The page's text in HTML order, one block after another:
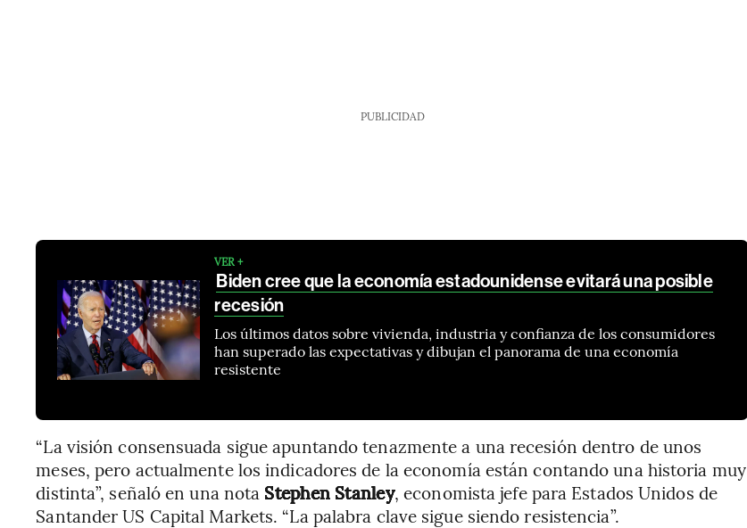
PUBLICIDAD
VER +
Biden cree que la economía estadounidense evitará una posible
recesión
Los últimos datos sobre vivienda, industria y confianza de los consumidores
han superado las expectativas y dibujan el panorama de una economía
resistente
“La visión consensuada sigue apuntando tenazmente a una recesión dentro de unos
meses, pero actualmente los indicadores de la economía están contando una historia muy
distinta”, señaló en una nota Stephen Stanley, economista jefe para Estados Unidos de
Santander US Capital Markets. “La palabra clave sigue siendo resistencia”.